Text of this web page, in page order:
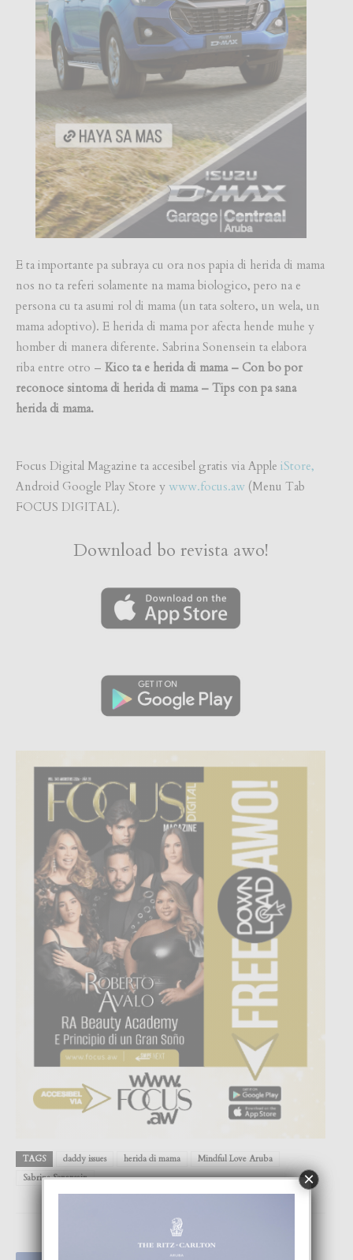
E ta importante pa subraya cu ora nos papia di herida di mama
nos no ta referi solamente na mama biologico, pero na e
persona cu ta asumi rol di mama (un tata soltero, un wela, un
mama adoptivo). E herida di mama por afecta hende muhe y
homber di manera diferente. Sabrina Sonensein ta elabora
riba entre otro – Kico ta e herida di mama – Con bo por
reconoce sintoma di herida di mama – Tips con pa sana
herida di mama.
Focus Digital Magazine ta accesibel gratis via Apple iStore,
Android Google Play Store y www.focus.aw (Menu Tab
FOCUS DIGITAL).
Download bo revista awo!
TAGS daddy issues herida di mama
Mindful Love Aruba
Sabrina Sonensein
×